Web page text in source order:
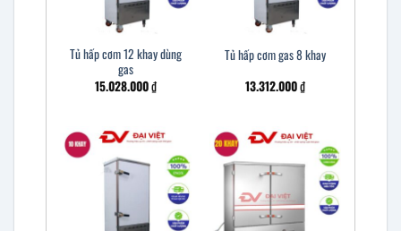
Tủ hấp cơm 12 khay dùng
gas
15.028.000₫
Tủ hấp cơm gas 8 khay
13.312.000₫